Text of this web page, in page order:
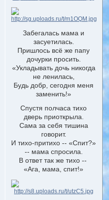
Забегалась мама и
засуетилась.
Пришлось всё же папу
дочурки просить.
«Укладывать дочь никогда
не ленилась,
Будь добр, сегодня меня
заменить!»
Спустя полчаса тихо
дверь приоткрыла.
Сама за себя тишина
говорит.
И тихо-притихо -- «Спит?»
-- мама спросила.
В ответ так же тихо --
«Ага, мама, спит!»